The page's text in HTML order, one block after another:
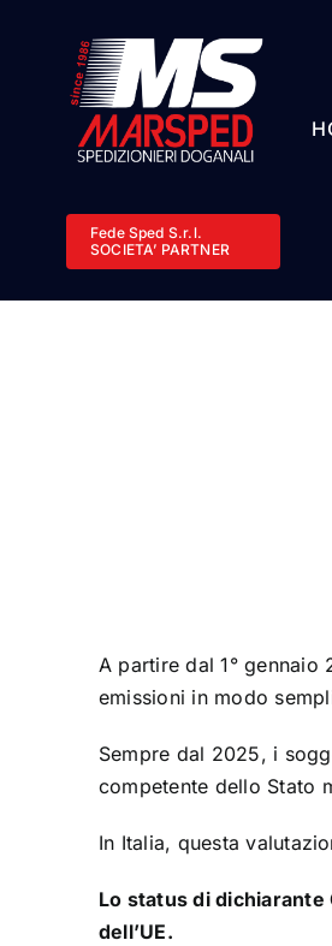
contenuto
Fede Sped S.r.l.
SOCIETA’ PARTNER
A partire dal 1°
emissioni in modo
Sempre dal 2025, i
competente dello Stato
In Italia, questa
Lo status di
dell’UE.